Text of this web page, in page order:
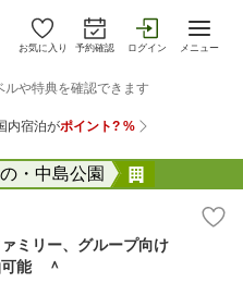
お気に入り 予約確認 ログイン メニュー
・中島公園
ミリー、グループ向け
可能 ＾